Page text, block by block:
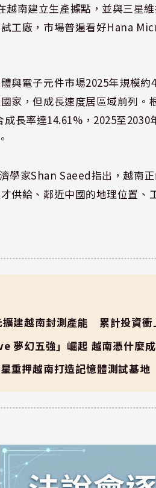
南建立生產據點，並與三星
工廠，市場普遍看好Hana
與電子元件市場2025年規模
家，但成長速度居區域前列。
長率達14.61%，2025至
學家Shan Saeed指出，越南
供給、鄰近中國的地理位置
擴建越南封測產能 累計投資衝
夢幻五強」崛起 越南憑什麼
重押越南打造記憶體測試基地